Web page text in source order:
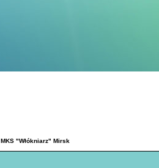
MKS "Włókniarz" Mirsk